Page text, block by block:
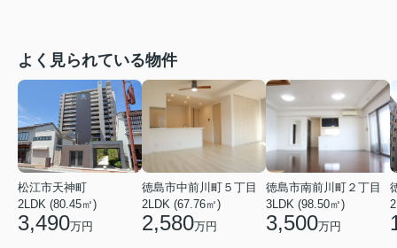
よく見られている物件
松江市天神町
2LDK (80.45㎡)
3,490万円
徳島市中前川町５丁目
2LDK (67.76㎡)
2,580万円
徳島市南前川町２丁目
3LDK (98.50㎡)
3,500万円